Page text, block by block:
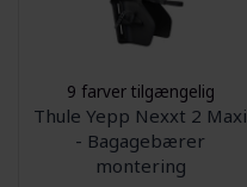
9 farver tilgængelig
Thule Yepp Nexxt 2 Maxi
- Bagagebærer
montering